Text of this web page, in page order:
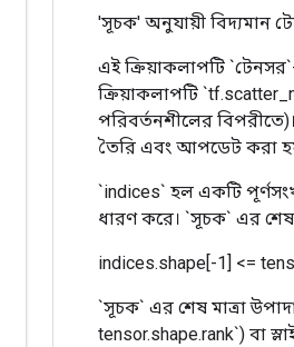
'সূচক' অনুযায়ী বিদ্যমান
এই ক্রিয়াকলাপটি
ক্রিয়াকলাপটি
পরিবর্তনশীলের
তৈরি এবং আপডেট করা
`indices` হল একটি
ধারণ করে। `সূচক` এর শেষ
indices.shape[-1] <=
`সূচক` এর শেষ মাত্রা
tensor.shape.rank`) বা